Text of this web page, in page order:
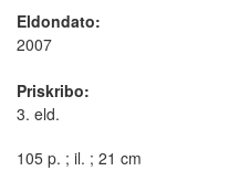
Eldondato:
2007
Priskribo:
3. eld.
105 p. ; il. ; 21 cm